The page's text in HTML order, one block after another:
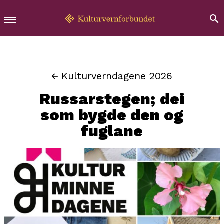
Kulturverndagene 2026
Russarstegen; dei
som bygde den og
fuglane